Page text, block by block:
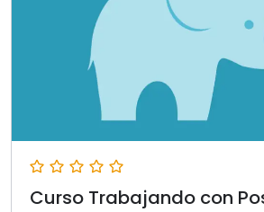
Curso Trabajando con